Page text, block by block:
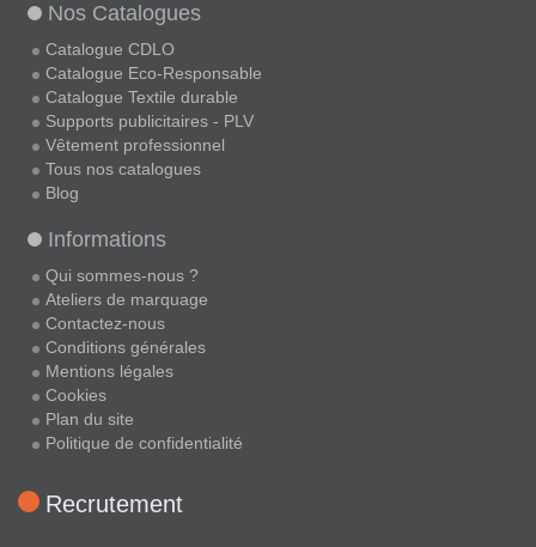
Nos Catalogues
Catalogue CDLO
Catalogue Eco-Responsable
Catalogue Textile durable
Supports publicitaires - PLV
Vêtement professionnel
Tous nos catalogues
Blog
Informations
Qui sommes-nous ?
Ateliers de marquage
Contactez-nous
Conditions générales
Mentions légales
Cookies
Plan du site
Politique de confidentialité
Recrutement